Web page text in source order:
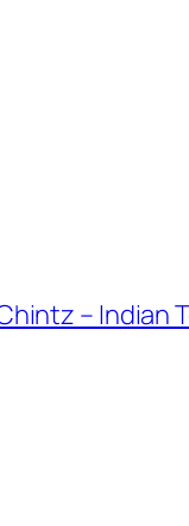
– Indian